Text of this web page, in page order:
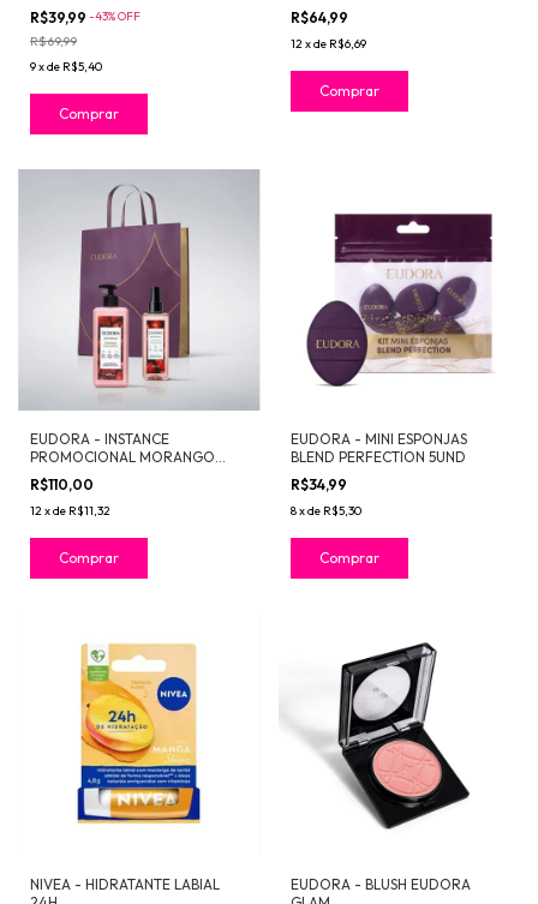
R$39,99 -43%OFF
R$69,99
9xde R$5,40
R$64,99
12xde R$6,69
Comprar
EUDORA - INSTANCE
PROMOCIONAL MORANGO
IRRESISTIVEL
R$110,00
12xde R$11,32
EUDORA - MINI ESPONJAS
BLEND PERFECTION 5UND
R$34,99
8xde R$5,30
NIVEA - HIDRATANTE LABIAL
EUDORA - BLUSH EUDORA